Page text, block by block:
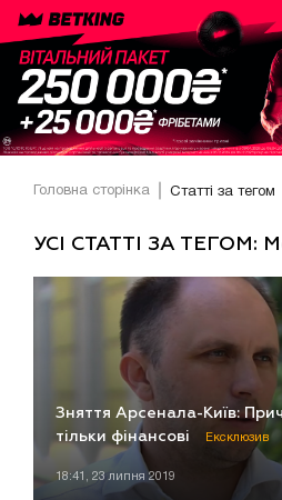
Головна сторінка Статті за тегом
УСІ СТАТТІ ЗА ТЕГОМ:
Зняття Арсенала-Київ:
тільки фінансові
Ексклюзив
18:41, 23 липня 2019